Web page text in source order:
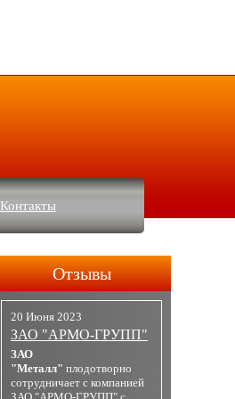
Контакты
Отзывы
20 Июня 2023
ЗАО "АРМО-ГРУПП"
ЗАО
"Металл" плодотворно
сотрудничает с компанией